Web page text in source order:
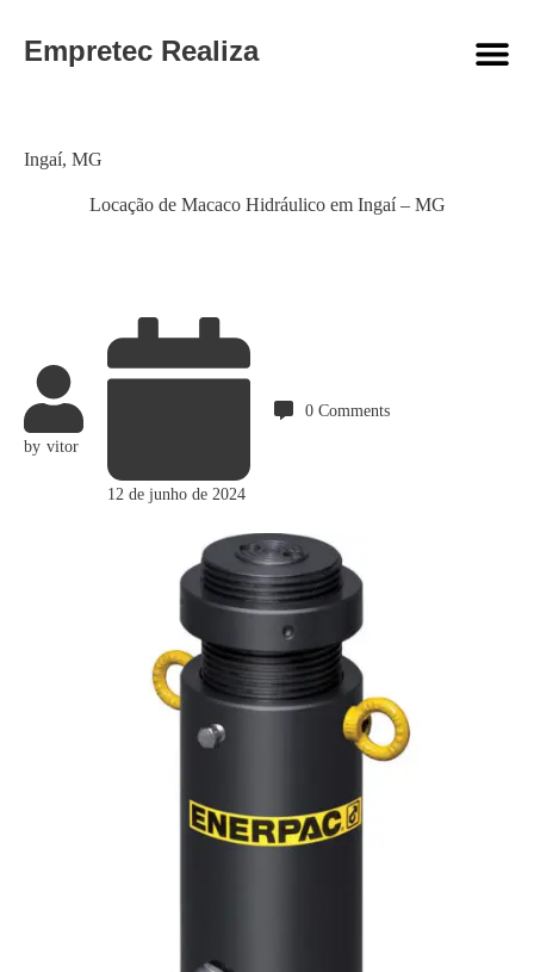
Empretec Realiza
Locação de Macaco Hidráulico em Ingaí – MG
Category
Ingaí, MG
by vitor
12 de junho de 2024
0 Comments